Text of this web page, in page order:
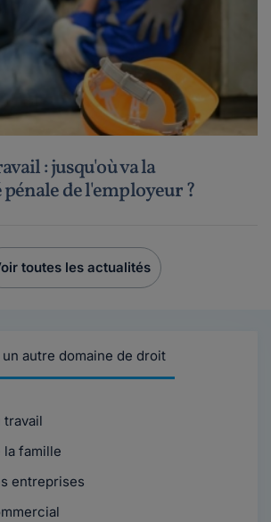
: jusqu'où va la
de l'employeur ?
toutes les actualités
autre domaine de droit
travail
la famille
entreprises